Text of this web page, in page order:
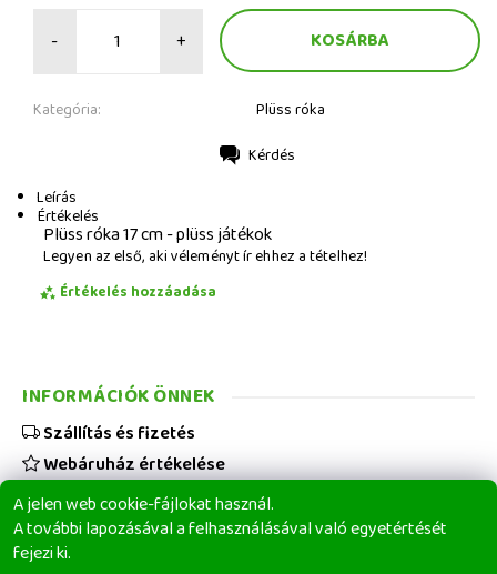
- +
Kategória: Plüss róka
Kérdés
Leírás
Értékelés
Plüss róka 17 cm - plüss játékok
Legyen az első, aki véleményt ír ehhez a tételhez!
Értékelés hozzáadása
A jelen web cookie-fájlokat használ.
A további lapozásával a felhasználásával való egyetértését
fejezi ki.
INFORMÁCIÓK ÖNNEK
Szállítás és fizetés
Webáruház értékelése
Viszonteladóknak
Üzleti feltételek
Elérhetőségeink